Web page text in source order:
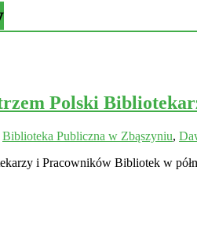
Polski
Biblioteka Publiczna w Zbąszyniu,
i Pracowników Bibliotek w